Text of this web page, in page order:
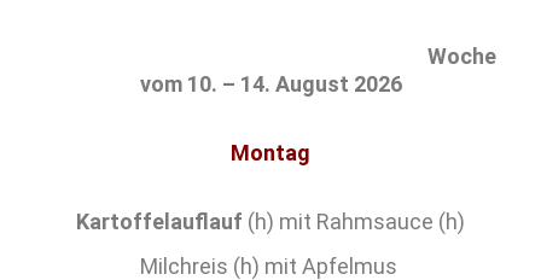
Woche
vom 10. – 14. August 2026
Montag
Kartoffelauflauf (h) mit Rahmsauce (h)
Milchreis (h) mit Apfelmus